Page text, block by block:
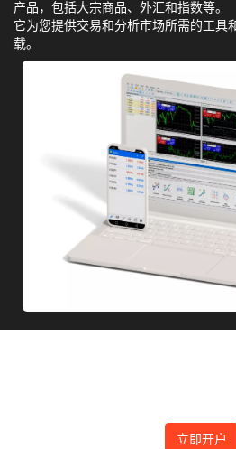
产品，包括大宗商品、外汇和指数等。
它为您提供交易和分析市场所需的工具
载。
立即开户